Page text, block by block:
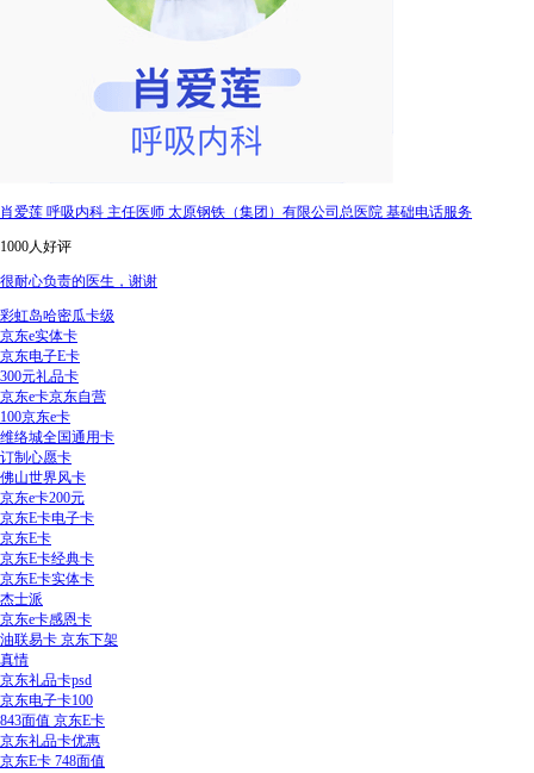
肖爱莲 呼吸内科 主任医师 太原钢铁（集团）有限公司总医院 基础电话服务
1000人好评
很耐心负责的医生，谢谢
彩虹岛哈密瓜卡级
京东e实体卡
京东电子E卡
300元礼品卡
京东e卡京东自营
100京东e卡
维络城全国通用卡
订制心愿卡
佛山世界风卡
京东e卡200元
京东E卡电子卡
京东E卡
京东E卡经典卡
京东E卡实体卡
杰士派
京东e卡感恩卡
油联易卡 京东下架
真情
京东礼品卡psd
京东电子卡100
843面值 京东E卡
京东礼品卡优惠
京东E卡 748面值